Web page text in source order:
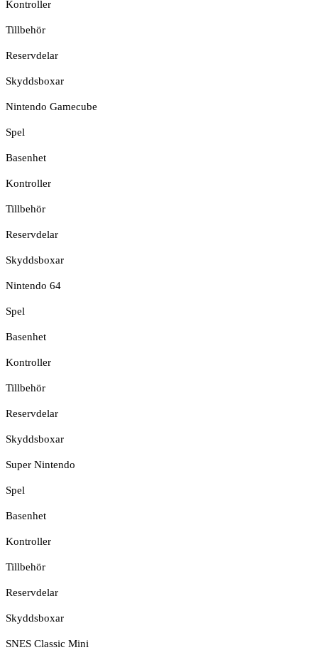
Kontroller
Tillbehör
Reservdelar
Skyddsboxar
Nintendo Gamecube
Spel
Basenhet
Kontroller
Tillbehör
Reservdelar
Skyddsboxar
Nintendo 64
Spel
Basenhet
Kontroller
Tillbehör
Reservdelar
Skyddsboxar
Super Nintendo
Spel
Basenhet
Kontroller
Tillbehör
Reservdelar
Skyddsboxar
SNES Classic Mini